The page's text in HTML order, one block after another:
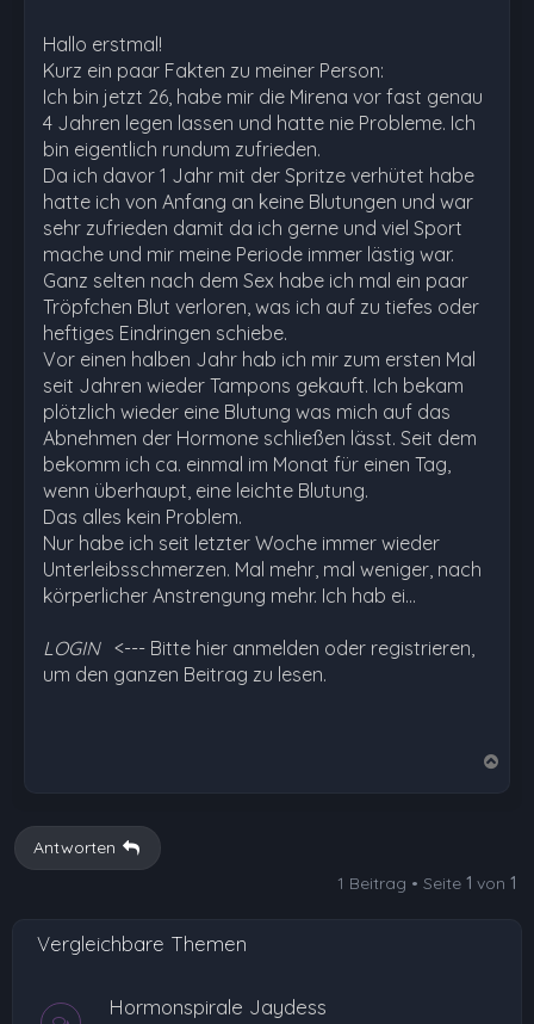
Hallo erstmal!
Kurz ein paar Fakten zu meiner Person:
Ich bin jetzt 26, habe mir die Mirena vor fast genau
4 Jahren legen lassen und hatte nie Probleme. Ich
bin eigentlich rundum zufrieden.
Da ich davor 1 Jahr mit der Spritze verhütet habe
hatte ich von Anfang an keine Blutungen und war
sehr zufrieden damit da ich gerne und viel Sport
mache und mir meine Periode immer lästig war.
Ganz selten nach dem Sex habe ich mal ein paar
Tröpfchen Blut verloren, was ich auf zu tiefes oder
heftiges Eindringen schiebe.
Vor einen halben Jahr hab ich mir zum ersten Mal
seit Jahren wieder Tampons gekauft. Ich bekam
plötzlich wieder eine Blutung was mich auf das
Abnehmen der Hormone schließen lässt. Seit dem
bekomm ich ca. einmal im Monat für einen Tag,
wenn überhaupt, eine leichte Blutung.
Das alles kein Problem.
Nur habe ich seit letzter Woche immer wieder
Unterleibsschmerzen. Mal mehr, mal weniger, nach
körperlicher Anstrengung mehr. Ich hab ei…
LOGIN <--- Bitte hier anmelden oder registrieren,
um den ganzen Beitrag zu lesen.
b
Antworten
1 Beitrag • Seite 1 von 1
Vergleichbare Themen
Hormonspirale Jaydess